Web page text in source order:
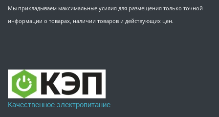
Мы прикладываем максимальные усилия для размещения только точной
информации о товарах, наличии товаров и действующих цен.
Качественное электропитание